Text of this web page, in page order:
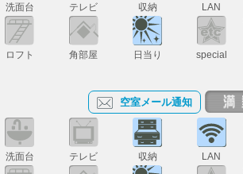
洗面台 テレビ 収納 LAN
ロフト 角部屋 日当り special
空室メール通知
洗面台 テレビ 収納 LAN